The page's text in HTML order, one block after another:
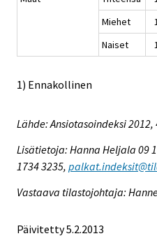
Miehet
Naiset
1) Ennakollinen
Lähde: Ansiotasoindeksi
Lisätietoja: Hanna Heljala 09
1734 3235,
Vastaava tilastojohtaja:
Päivitetty 5.2.2013